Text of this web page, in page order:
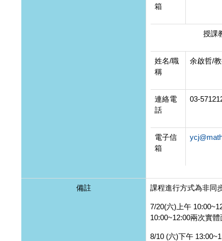
箱
授課
姓名/職
稱
余啟哲/
連絡電
話
03-
電子信
箱
備註 課程進行方式為非同
7/20(六)上午
10:00~12:00兩次實
8/10 (六)下午